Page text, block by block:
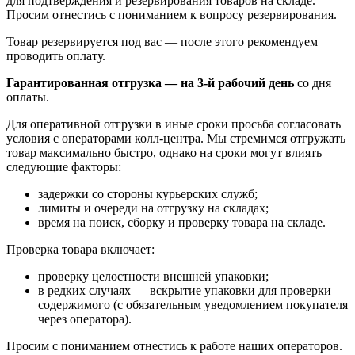
Просим отнестись с пониманием к вопросу резервирования.
Товар резервируется под вас — после этого рекомендуем
проводить оплату.
Гарантированная отгрузка — на 3‑й рабочий день со дня
оплаты.
Для оперативной отгрузки в иные сроки просьба согласовать
условия с операторами колл‑центра. Мы стремимся отгружать
товар максимально быстро, однако на сроки могут влиять
следующие факторы:
задержки со стороны курьерских служб;
лимиты и очереди на отгрузку на складах;
время на поиск, сборку и проверку товара на складе.
Проверка товара включает:
проверку целостности внешней упаковки;
в редких случаях — вскрытие упаковки для проверки
содержимого (с обязательным уведомлением покупателя
через оператора).
Просим с пониманием отнестись к работе наших операторов.